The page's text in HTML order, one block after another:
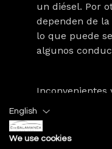
un diésel. Por
dependen de
lo que puede
algunos
Inconvenientes
coche diésel en
English
We use cookies